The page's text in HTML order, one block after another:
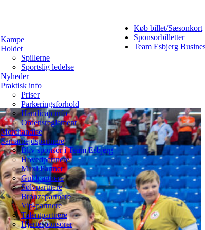
Køb billet/Sæsonkort
Sponsorbilletter
Team Esbjerg
Kampe
Holdet
Spillerne
Sportslig ledelse
Nyheder
Praktisk info
Priser
Parkeringsforhold
Handicap info
Ordensreglement
Merchandise
Samarbejdspartnere
Bliv sponsor i Team Esbjerg
Hovedpartnere
Maxi Partner
Guldpartnere
Sølvpartnere
Bronzepartnere
Vip-partnere
Talentpartnere
Hjertesponsorer